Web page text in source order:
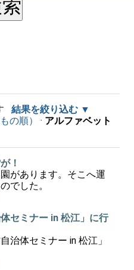
結果を絞り込む
の順） · アルファベット
！
があります。そこへ運
でした。
セミナー in 松江」に行
治体セミナー in 松江」